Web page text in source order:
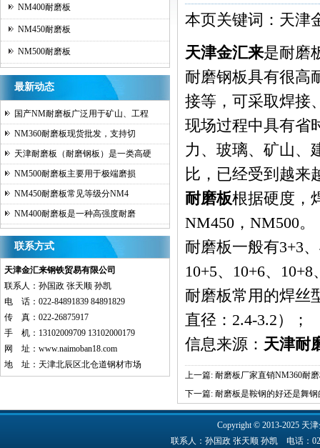
NM400耐磨板
NM450耐磨板
NM500耐磨板
最新动态
国产NM耐磨板广泛用于矿山、工程
NM360耐磨板现货批发，支持切
天津耐磨板（耐磨钢板）是一类高硬
NM500耐磨板主要用于极端磨损
NM450耐磨板常见等级分NM4
NM400耐磨板是一种高强度耐磨
联系方式
天津金汇来钢铁贸易有限公司
联系人：孙国政 张天顺 孙凯
电 话：022-84891839 84891829
传 真：022-26875917
手 机：13102009709 13102000179
网 址： www.naimoban18.com
地 址：天津北辰区北仓道钢材市场
本页关键词：天津
天津金汇来是耐磨
耐磨钢板具有很高
接等，可采取焊接
现场过程中具有省
力、玻璃、矿山、
比，已经受到越来
耐磨板根据硬度，
NM450，NM500。
耐磨板一般有3+3
10+5、10+6、
耐磨板常用的焊丝
直径：2.4-3.2）；
信息来源： 天津耐
上一篇: 耐磨板厂家直销NM360耐
下一篇: 耐磨板是鞍钢的好还是舞钢
Copyright © 2013-2025 天津
联系人：孙国政 张天顺 孙凯 电话：